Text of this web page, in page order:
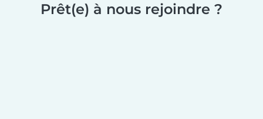
Prêt(e) à nous rejoindre ?